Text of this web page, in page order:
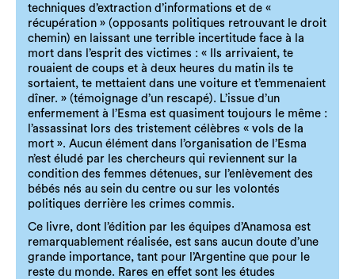
techniques d’extraction d’informations et de «
récupération » (opposants politiques retrouvant le droit
chemin) en laissant une terrible incertitude face à la
mort dans l’esprit des victimes : « Ils arrivaient, te
rouaient de coups et à deux heures du matin ils te
sortaient, te mettaient dans une voiture et t’emmenaient
dîner. » (témoignage d’un rescapé). L’issue d’un
enfermement à l’Esma est quasiment toujours le même :
l’assassinat lors des tristement célèbres « vols de la
mort ». Aucun élément dans l’organisation de l’Esma
n’est éludé par les chercheurs qui reviennent sur la
condition des femmes détenues, sur l’enlèvement des
bébés nés au sein du centre ou sur les volontés
politiques derrière les crimes commis.
Ce livre, dont l’édition par les équipes d’Anamosa est
remarquablement réalisée, est sans aucun doute d’une
grande importance, tant pour l’Argentine que pour le
reste du monde. Rares en effet sont les études